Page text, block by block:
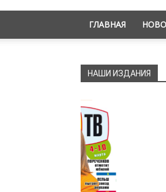
ГЛАВНАЯ
НАШИ ИЗДАНИЯ